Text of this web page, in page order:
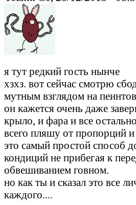
я тут редкий гость нынче
хзхз. вот сейчас смотрю
мутным взглядом на
он кажется очень даже
крыло, и фара и все
всего пляшу от пропорций
это самый простой способ
кондиций не прибегая к
обвешиванием говном.
но как ты и сказал это все
каждого....